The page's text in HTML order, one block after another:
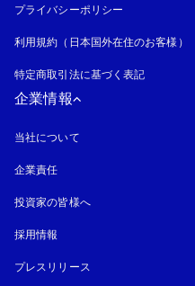
プライバシーポリシー
利用規約（日本国外在住のお客様）
特定商取引法に基づく表記
企業情報
当社について
企業責任
投資家の皆様へ
採用情報
プレスリリース